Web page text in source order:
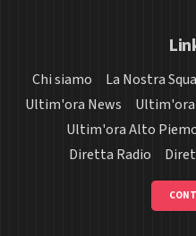
Chi siamo La Nostra
Ultim'ora News
Ultim'ora
Ultim'ora Alto
Diretta Radio